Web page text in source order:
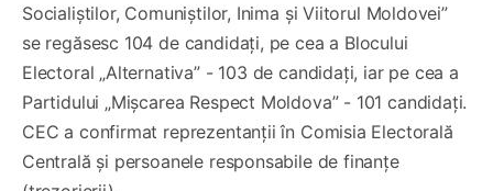
Socialiștilor, Comuniștilor, Inima și Viitorul Moldovei”
se regăsesc 104 de candidați, pe cea a Blocului
Electoral „Alternativa” - 103 de candidați, iar pe cea a
Partidului „Mișcarea Respect Moldova” - 101 candidați.
CEC a confirmat reprezentanții în Comisia Electorală
Centrală și persoanele responsabile de finanțe